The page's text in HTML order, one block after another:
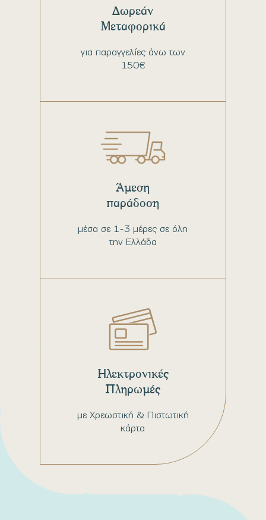
για παραγγελίες άνω των
150€
Δωρεάν
Μεταφορικά
μέσα σε 1-3 μέρες σε όλη
την Ελλάδα
Άμεση
παράδοση
με Χρεωστική & Πιστωτική
κάρτα
Ηλεκτρονικές
Πληρωμές